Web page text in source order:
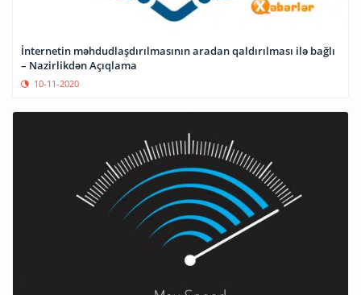
İnternetin məhdudlaşdırılmasının aradan qaldırılması ilə bağlı
– Nazirlikdən Açıqlama
10-11-2020